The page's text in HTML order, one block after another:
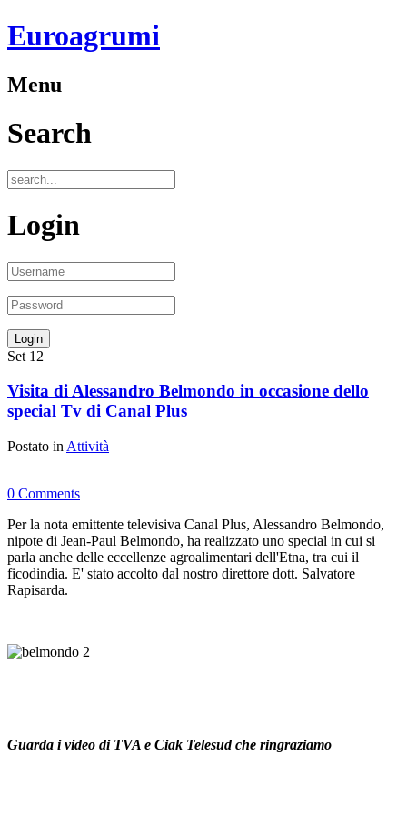
Euroagrumi
Menu
Search
Login
Set 12
Visita di Alessandro Belmondo in occasione dello
special Tv di Canal Plus
Postato in Attività
0 Comments
Per la nota emittente televisiva Canal Plus, Alessandro Belmondo,
nipote di Jean-Paul Belmondo, ha realizzato uno special in cui si
parla anche delle eccellenze agroalimentari dell'Etna, tra cui il
ficodindia. E' stato accolto dal nostro direttore dott. Salvatore
Rapisarda.
Guarda i video di TVA e Ciak Telesud che ringraziamo